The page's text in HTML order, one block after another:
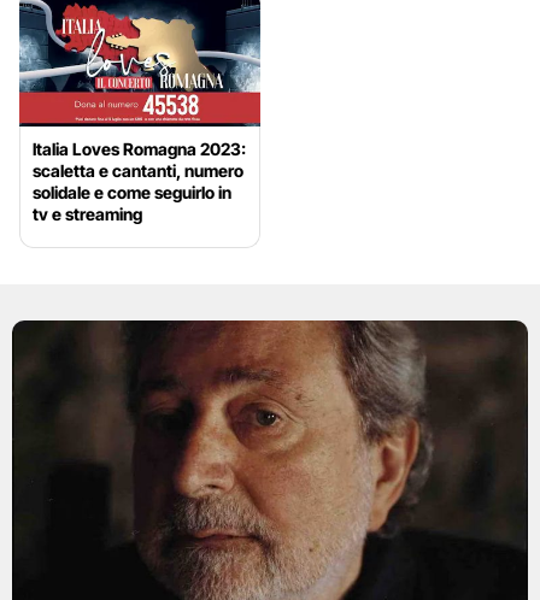
Italia Loves Romagna 2023:
scaletta e cantanti, numero
solidale e come seguirlo in
tv e streaming